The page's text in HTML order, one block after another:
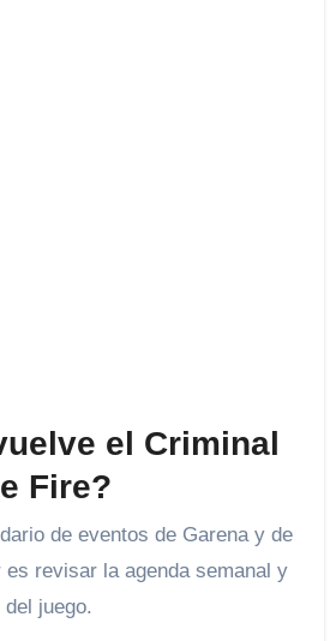
el Criminal
Fire?
de eventos de Garena y de
es revisar la agenda semanal y
juego.